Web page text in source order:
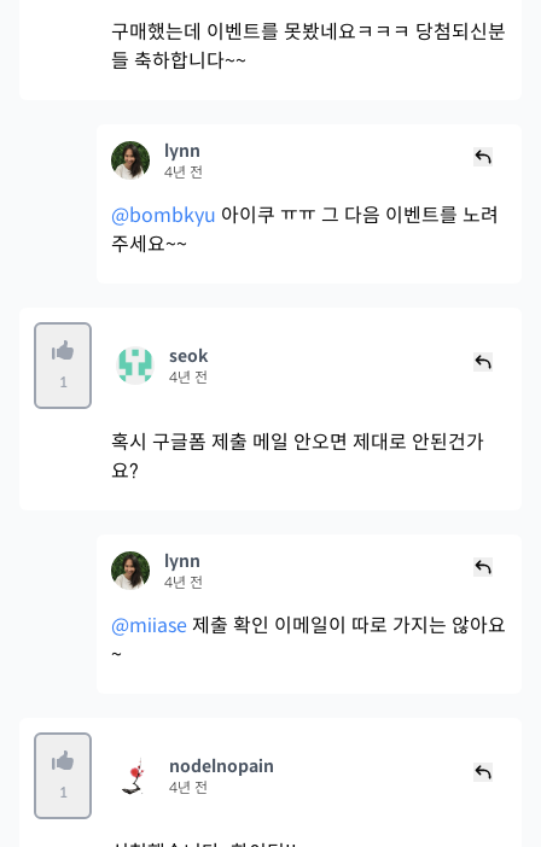
구매했는데 이벤트를 못봤네요ㅋㅋㅋ 당첨되신분
들 축하합니다~~
lynn
4년 전
@bombkyu 아이쿠 ㅠㅠ 그 다음 이벤트를 노려
주세요~~
1
seok
4년 전
혹시 구글폼 제출 메일 안오면 제대로 안된건가
요?
lynn
4년 전
@miiase제출 확인 이메일이 따로 가지는 않아요
~
1
nodelnopain
4년 전